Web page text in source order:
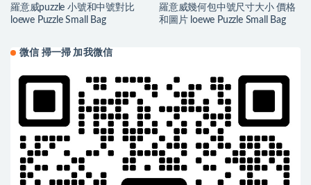
羅意威puzzle 小號和中號對比
loewe Puzzle Small Bag
羅意威幾何包中號尺寸大小 價格
和圖片 loewe Puzzle Small Bag
微信 掃一掃 加我微信